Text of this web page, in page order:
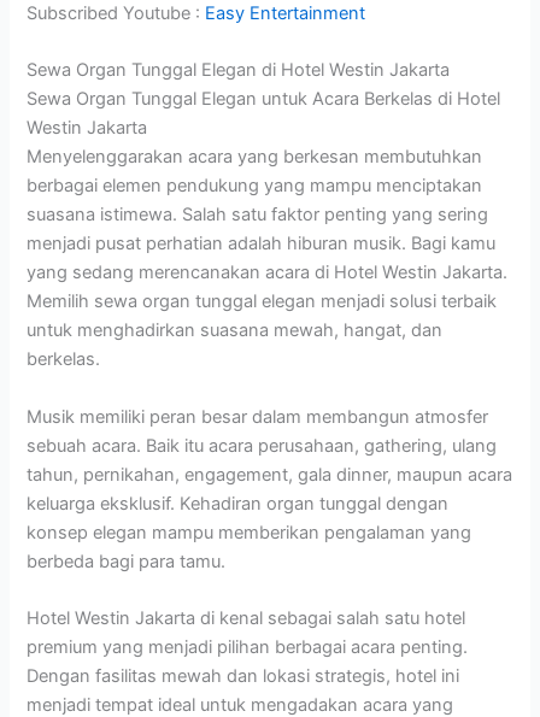
Subscribed Youtube : Easy Entertainment
Sewa Organ Tunggal Elegan di Hotel Westin Jakarta
Sewa Organ Tunggal Elegan untuk Acara Berkelas di Hotel
Westin Jakarta
Menyelenggarakan acara yang berkesan membutuhkan
berbagai elemen pendukung yang mampu menciptakan
suasana istimewa. Salah satu faktor penting yang sering
menjadi pusat perhatian adalah hiburan musik. Bagi kamu
yang sedang merencanakan acara di Hotel Westin Jakarta.
Memilih sewa organ tunggal elegan menjadi solusi terbaik
untuk menghadirkan suasana mewah, hangat, dan
berkelas.
Musik memiliki peran besar dalam membangun atmosfer
sebuah acara. Baik itu acara perusahaan, gathering, ulang
tahun, pernikahan, engagement, gala dinner, maupun acara
keluarga eksklusif. Kehadiran organ tunggal dengan
konsep elegan mampu memberikan pengalaman yang
berbeda bagi para tamu.
Hotel Westin Jakarta di kenal sebagai salah satu hotel
premium yang menjadi pilihan berbagai acara penting.
Dengan fasilitas mewah dan lokasi strategis, hotel ini
menjadi tempat ideal untuk mengadakan acara yang